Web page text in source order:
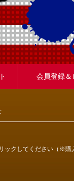
会員登録＆
ックしてください（※